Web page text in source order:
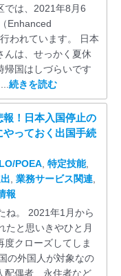
では、2021年8月6
Enhanced
われています。 日本
んは、せっかく夏休
帰国はしづらいです
続きを読む
報！日本入国停止の
っておく出国手続
POEA, 特定技能,
業務サービス関連,
報
ね。 2021年1月から
たと思いきやひと月
度クローズしてしま
の外国人が対象なの
配偶者、永住者など